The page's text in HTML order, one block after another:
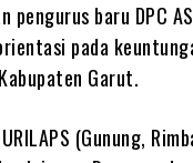
pengurus baru DPC
pada
Garut.
(Gunung,